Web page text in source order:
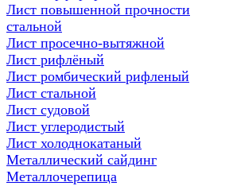
Лист повышенной прочности
стальной
Лист просечно-вытяжной
Лист рифлёный
Лист ромбический рифленый
Лист стальной
Лист судовой
Лист углеродистый
Лист холоднокатаный
Металлический сайдинг
Металлочерепица